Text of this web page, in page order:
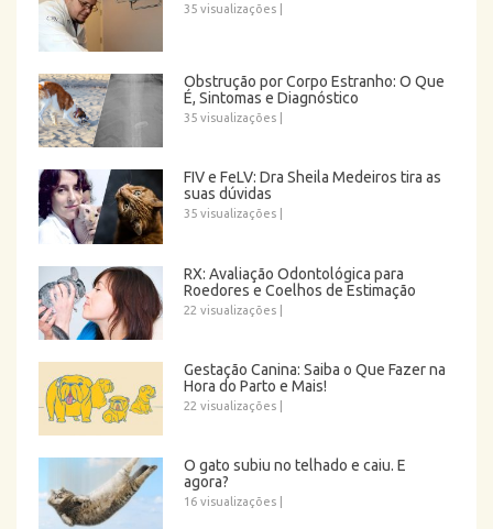
35 visualizações
Obstrução por Corpo Estranho: O Que
É, Sintomas e Diagnóstico
35 visualizações
FIV e FeLV: Dra Sheila Medeiros tira as
suas dúvidas
35 visualizações
RX: Avaliação Odontológica para
Roedores e Coelhos de Estimação
22 visualizações
Gestação Canina: Saiba o Que Fazer na
Hora do Parto e Mais!
22 visualizações
O gato subiu no telhado e caiu. E
agora?
16 visualizações